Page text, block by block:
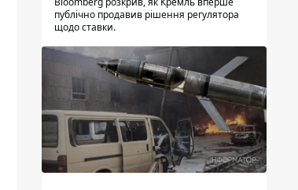
знизити базову ставку
публічно продавив рішення регулятора
щодо ставки.